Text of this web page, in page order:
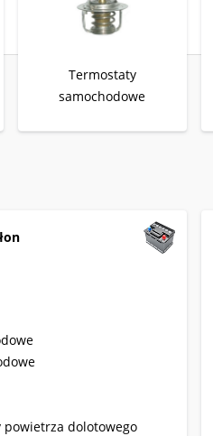
Termostaty
samochodowe
dolotowego